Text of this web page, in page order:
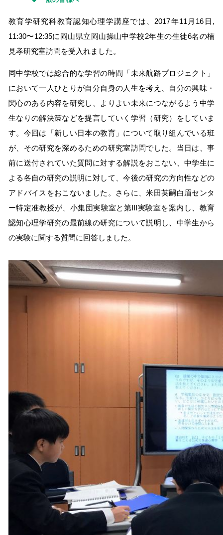
教育学研究科教育認知心理学講座では、2017年11月16日,
11:30〜12:35に岡山県立岡山操山中学校2年生の生徒6名の楠
見孝研究室訪問を受入れました。
同中学校では総合的な学習の時間「未来航路プロジェクト」
において一人ひとりが自分自身の人生を考え、自分の興味・
関心のある内容を研究し、よりよい未来につながるよう中学
生なりの解決策などを提言していく学習（研究）をしていま
す。今回は「新しい日本の教育」について取り組んでいる班
が、その研究を深めるための研究室訪問でした。当日は、事
前に送付されていた質問に対する解説をおこない、中学生に
よる各自の研究の説明に対して、今後の研究の方向性などの
アドバイスをおこないました。さらに、米田英嗣白眉センタ
ー特定准教授が、小集団実験室と第III実験室を案内し、教育
認知心理学研究の最前線の研究について説明し、中学生から
の実験に関する質問に回答しました。